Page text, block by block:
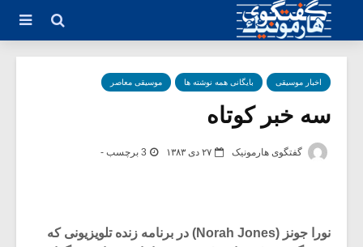
اخبار موسیقی بایگانی همه نوشته ها موسیقی معاصر
سه خبر کوتاه
گفتگوی هارمونیک ۲۷ دی ۱۳۸۳ 3 برچسب -
نورا جونز (Norah Jones) در برنامه زنده تلویزیونی که